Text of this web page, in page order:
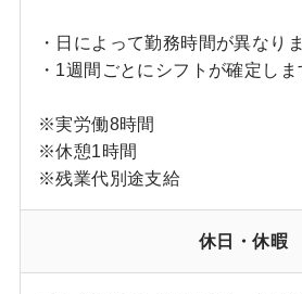
・日によって勤務時間が異なり
・1週間ごとにシフトが確定しま
※実労働8時間
※休憩1時間
※残業代別途支給
休日・休暇